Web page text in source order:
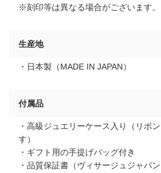
※刻印等は異なる場合がございます。
生産地
・日本製（MADE IN JAPAN）
付属品
・高級ジュエリーケース入り（リボ
す）
・ギフト用の手提げバッグ付き
・品質保証書（ヴィサージュジャパン